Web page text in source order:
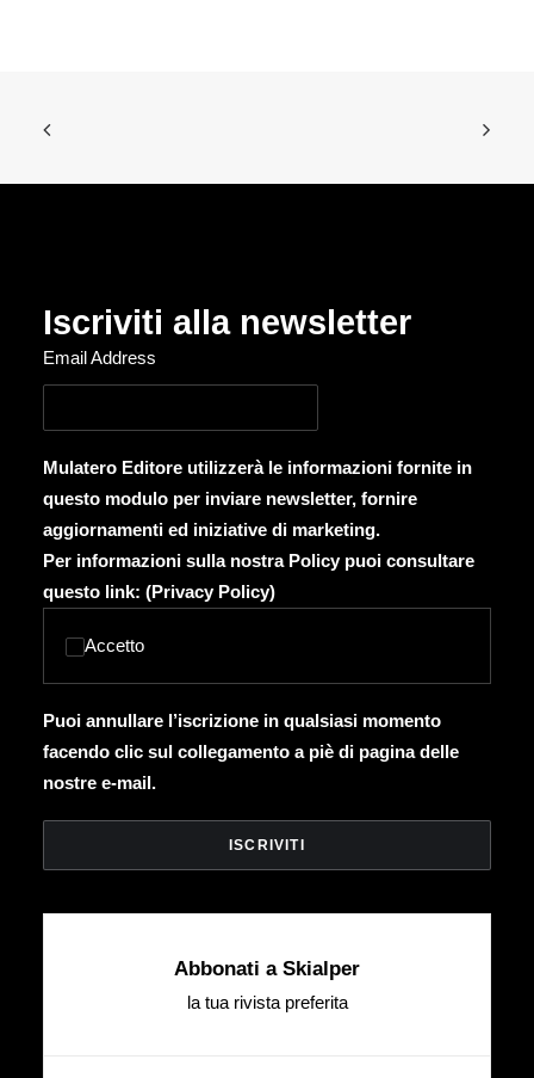
Iscriviti alla newsletter
Email Address
Mulatero Editore utilizzerà le informazioni fornite in
questo modulo per inviare newsletter, fornire
aggiornamenti ed iniziative di marketing.
Per informazioni sulla nostra Policy puoi consultare
questo link: (Privacy Policy)
Accetto
Puoi annullare l’iscrizione in qualsiasi momento
facendo clic sul collegamento a piè di pagina delle
nostre e-mail.
Abbonati a Skialper
la tua rivista preferita